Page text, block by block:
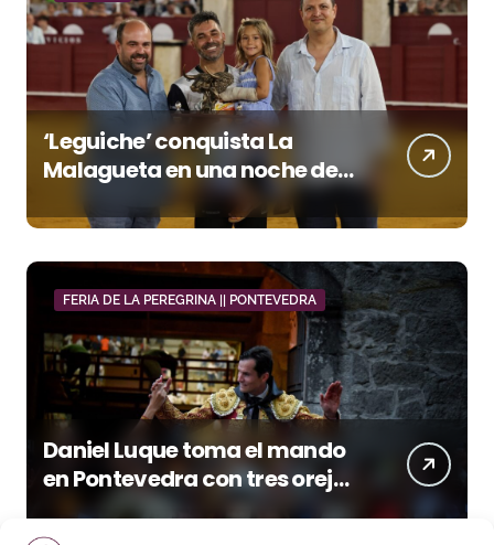
‘Leguiche’ conquista La
Malagueta en una noche de
recortes, emoción y gran
ambiente
FERIA DE LA PEREGRINA || PONTEVEDRA
Daniel Luque toma el mando
en Pontevedra con tres orejas
y una Puerta Grande de peso